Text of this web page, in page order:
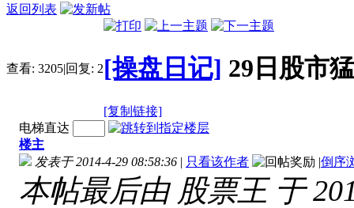
返回列表
查看: 3205|回复: 2[操盘日记] 29日股市
[复制链接]
电梯直达
楼主
发表于 2014-4-29 08:58:36 | 只看该作者 |倒序
本帖最后由 股票王 于